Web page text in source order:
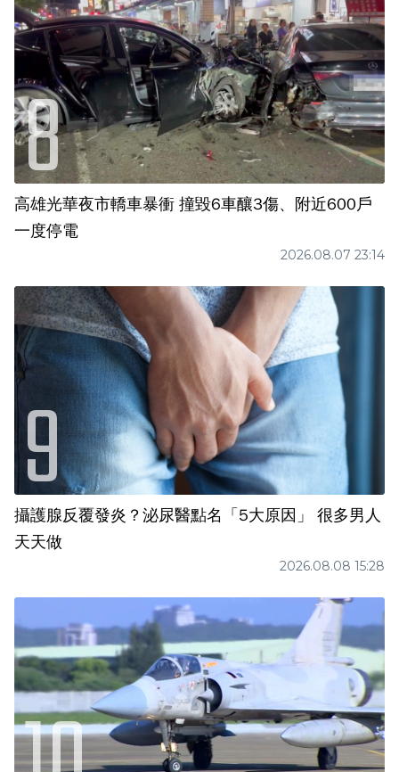
高雄光華夜市轎車暴衝 撞毀6車釀3傷、附近600戶
一度停電
2026.08.07 23:14
攝護腺反覆發炎？泌尿醫點名「5大原因」 很多男人
天天做
2026.08.08 15:28